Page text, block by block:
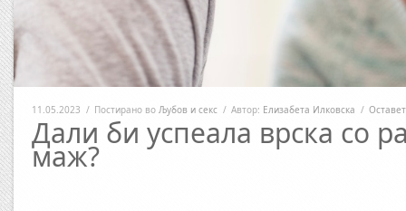
11.05.2023 / Постирано во Љубов и секс / Автор: Елизабета Илковска /
Дали би успеала врска со
маж?